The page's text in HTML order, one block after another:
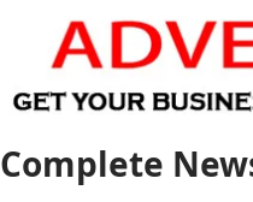
Complete News